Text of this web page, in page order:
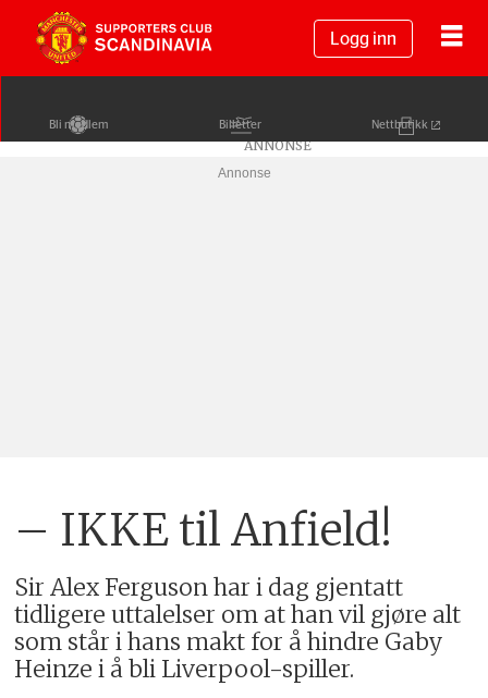
Logg inn
Bli medlem Billetter Nettbutikk
Annonse
– IKKE til Anfield!
Sir Alex Ferguson har i dag gjentatt
tidligere uttalelser om at han vil gjøre alt
som står i hans makt for å hindre Gaby
Heinze i å bli Liverpool-spiller.